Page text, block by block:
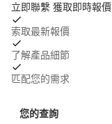
立即聯繫 獲取即時報價
索取最新報價
了解產品細節
匹配您的需求
您的查詢